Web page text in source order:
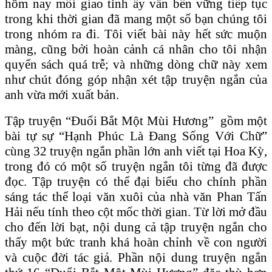
hôm nay mối giao tình ấy vẫn bền vững tiếp tục
trong khi thời gian đã mang một số bạn chúng tôi
trong nhóm ra đi. Tôi viết bài này hết sức muộn
màng, cũng bởi hoàn cảnh cá nhân cho tôi nhận
quyển sách quá trễ; và những dòng chữ này xem
như chút đóng góp nhận xét tập truyện ngắn của
anh vừa mới xuất bản.
Tập truyện “Đuổi Bắt Một Mùi Hương” gồm một
bài tự sự “Hạnh Phúc Là Đang Sống Với Chữ”
cùng 32 truyện ngắn phần lớn anh viết tại Hoa Kỳ,
trong đó có một số truyện ngắn tôi từng đã được
đọc. Tập truyện có thể đại biểu cho chính phần
sáng tác thể loại văn xuôi của nhà văn Phan Tấn
Hải nếu tính theo cột mốc thời gian. Từ lời mở đầu
cho đến lời bạt, nội dung cả tập truyện ngắn cho
thấy một bức tranh khá hoàn chỉnh về con người
và cuộc đời tác giả. Phần nội dung truyện ngắn